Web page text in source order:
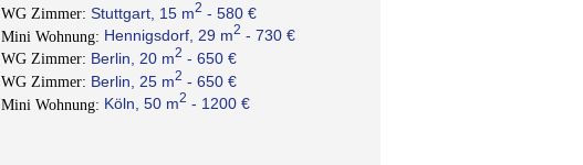
WG Zimmer: Stuttgart, 15 m2 - 580 €
Mini Wohnung: Hennigsdorf, 29 m2 - 730 €
WG Zimmer: Berlin, 20 m2 - 650 €
WG Zimmer: Berlin, 25 m2 - 650 €
Mini Wohnung: Köln, 50 m2 - 1200 €